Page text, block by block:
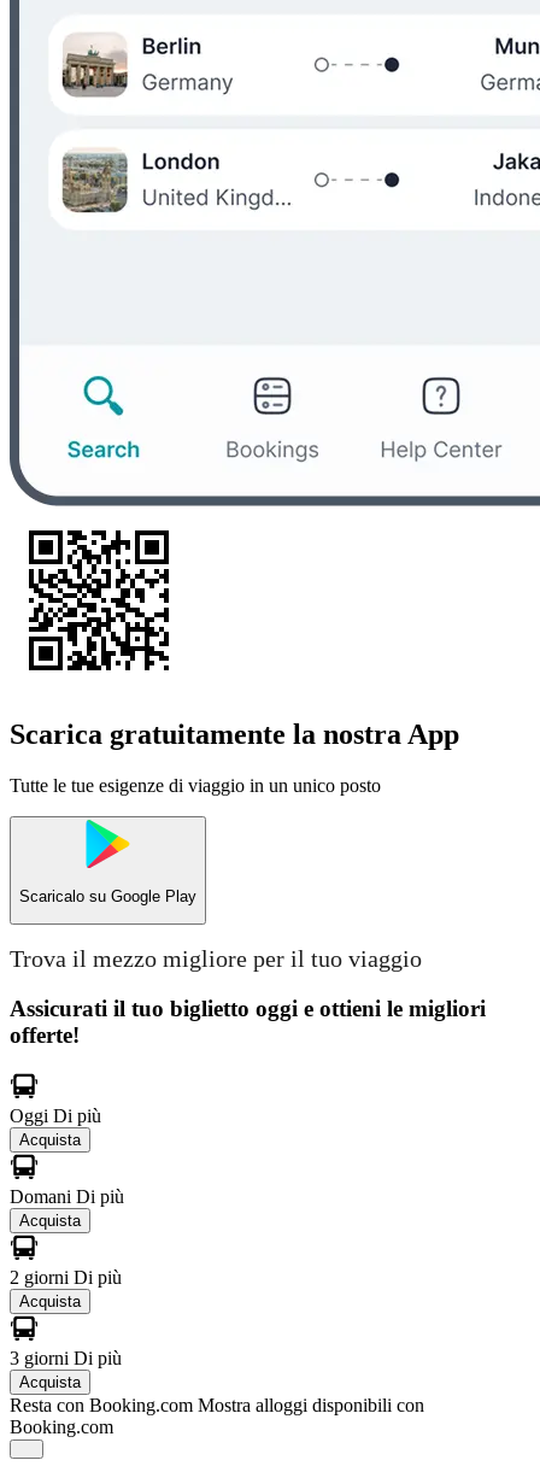
Scarica gratuitamente la nostra App
Tutte le tue esigenze di viaggio in un unico posto
Scaricalo su Google Play
Trova il mezzo migliore per il tuo viaggio
Assicurati il ​​tuo biglietto oggi e ottieni le migliori
offerte!
Oggi Di più
Acquista
Domani Di più
Acquista
2 giorni Di più
Acquista
3 giorni Di più
Acquista
Resta con Booking.com Mostra alloggi disponibili con
Booking.com